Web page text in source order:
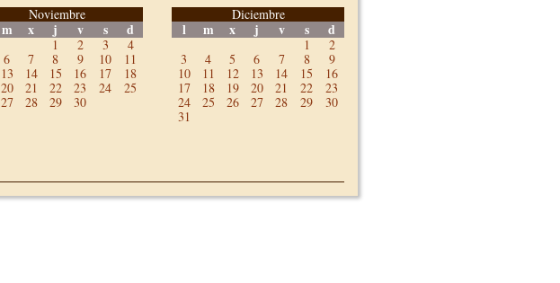
Noviembre
m x j v s d
1 2 3
4
6 7 8 9 10
11
13 14 15 16 17
18
20 21 22 23 24
25
27 28 29 30
Diciembre
l m x j v s d
1
2
3
4 5 6 7 8
9
10
11 12 13 14 15
16
17
18 19 20 21 22
23
24
25 26 27 28 29
30
31